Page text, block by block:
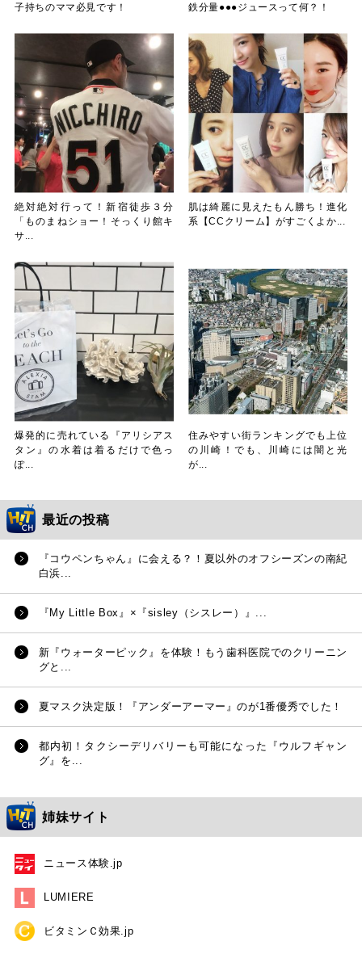
子持ちのママ必見です！
鉄分量●●●ジュースって何？！
絶対絶対行って！新宿徒歩３分
「ものまねショー！そっくり館キ
サ...
肌は綺麗に見えたもん勝ち！進化
系【CCクリーム】がすごくよか...
爆発的に売れている『アリシアス
タン』の水着は着るだけで色っ
ぽ...
住みやすい街ランキングでも上位
の川崎！でも、川崎には闇と光
が...
最近の投稿
『コウペンちゃん』に会える？！夏以外のオフシーズンの南紀
白浜...
『My Little Box』×『sisley（シスレー）』...
新『ウォーターピック』を体験！もう歯科医院でのクリーニン
グと...
夏マスク決定版！『アンダーアーマー』のが1番優秀でした！
都内初！タクシーデリバリーも可能になった『ウルフギャン
グ』を...
姉妹サイト
ニュース体験.jp
LUMIERE
ビタミンＣ効果.jp